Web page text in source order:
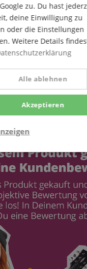
zu. Du hast
deine Einwilligung zu
oder die Einstellungen
Weitere Details
Akzeptieren
Alle ablehnen
Marketing
werden verwendet, um zu
die Website nutzen, z.B.
Cookies können nicht
einen bestimmten Besucher